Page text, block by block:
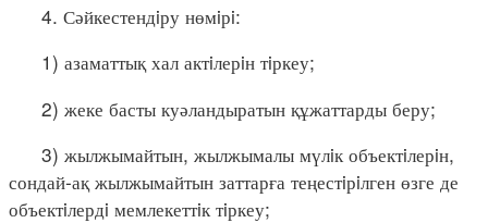
4. Сәйкестендiру нөмiрi:
1) азаматтық хал актiлерiн тiркеу;
2) жеке басты куәландыратын құжаттарды беру;
3) жылжымайтын, жылжымалы мүлiк объектiлерiн,
сондай-ақ жылжымайтын заттарға теңестiрiлген өзге де
объектiлердi мемлекеттiк тiркеу;